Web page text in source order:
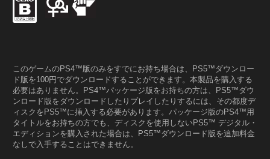
このゲームのPS4™版のみをすでにお持ち場合は、PS5™ダウンロー
ド版を100円でダウンロードすることができます。本製品を購入する
必要はありません。PS4™パッケージ版をお持ちの方は、PS5™ダウ
ンロード版をダウンロードしたりプレイしたりするには、その都度デ
ィスクをPS5™に挿入する必要があります。パッケージ版のPS4™用
タイトルをお持ちの方でも、ディスクを使用しないPS5™ デジタル・
エディションを購入された場合は、PS5™ダウンロード版を追加料金
なしで入手することはできません。